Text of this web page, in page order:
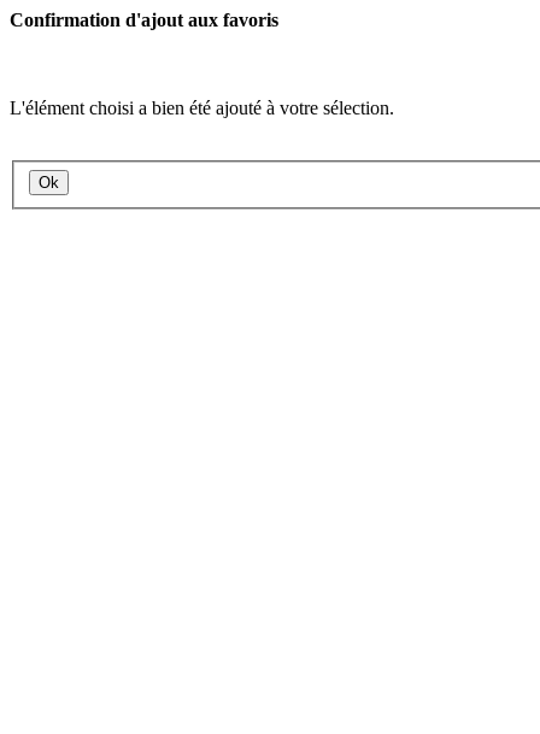
Confirmation d'ajout aux favoris
L'élément choisi a bien été ajouté à votre sélection.